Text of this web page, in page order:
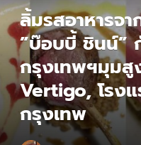
ลิ้มรสอาหารจ
”บ๊อบบี้ ชินน์”
กรุงเทพฯมุมสู
Vertigo, โรง
กรุงเทพ